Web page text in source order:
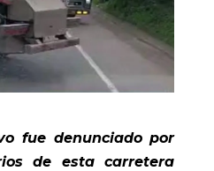
fue denunciado por
de esta carretera